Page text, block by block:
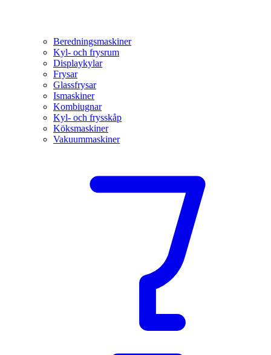
Beredningsmaskiner
Kyl- och frysrum
Displaykylar
Frysar
Glassfrysar
Ismaskiner
Kombiugnar
Kyl- och frysskåp
Köksmaskiner
Vakuummaskiner